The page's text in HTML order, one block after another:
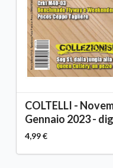
COLTELLI -
Gennaio 2023 -
4,99 €